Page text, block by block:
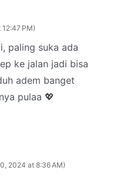
PM
paling suka ada
ke jalan jadi bisa
adem banget
pulaa 💖
2024 at 8:36 AM